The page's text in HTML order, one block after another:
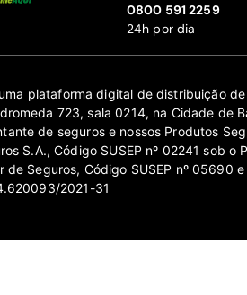
‍0800 591 2259
24h por dia
plataforma digital de distribuição
723, sala 0214, na Cidade de
de seguros e nossos Produtos
S.A., Código SUSEP nº 02241 sob o
Seguros, Código SUSEP nº 05690 e
2021-31